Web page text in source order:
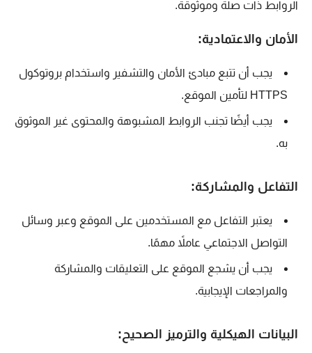
الروابط ذات صلة وموثوقة.
الأمان والاعتمادية:
يجب أن تتبع مبادئ الأمان والتشفير واستخدام بروتوكول
HTTPS لتأمين الموقع.
يجب أيضًا تجنب الروابط المشبوهة والمحتوى غير الموثوق
به.
التفاعل والمشاركة:
يعتبر التفاعل مع المستخدمين على الموقع وعبر وسائل
التواصل الاجتماعي عاملاً مهمًا.
يجب أن يشجع الموقع على التعليقات والمشاركة
والمراجعات الإيجابية.
البيانات الهيكلية والترميز الصحيح: